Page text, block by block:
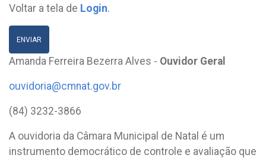
Voltar a tela de Login.
ENVIAR
Amanda Ferreira Bezerra Alves - Ouvidor Geral
ouvidoria@cmnat.gov.br
(84) 3232-3866
A ouvidoria da Câmara Municipal de Natal é um
instrumento democrático de controle e avaliação que